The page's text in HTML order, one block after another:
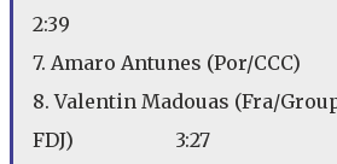
2:39
7. Amaro Antunes
8. Valentin Madouas (Fra/
FDJ) 3:27